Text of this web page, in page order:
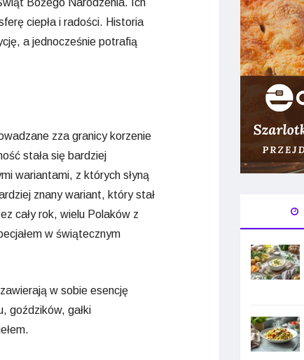
Bożego Narodzenia. Ich
ciepła i radości. Historia
a jednocześnie potrafią
zza granicy korzenie
stała się bardziej
wariantami, z których słyną
znany wariant, który stał
cały rok, wielu Polaków z
w świątecznym
w sobie esencję
goździków, gałki